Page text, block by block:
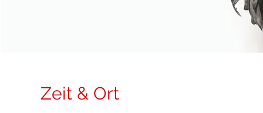
Zeit & Ort